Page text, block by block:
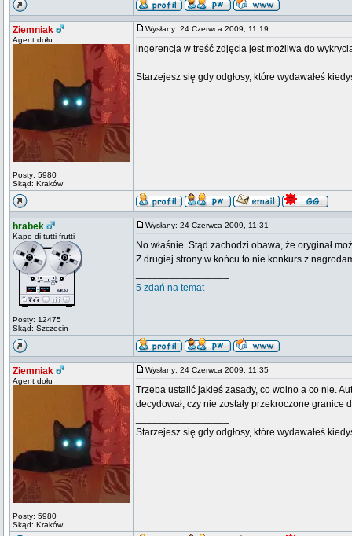
Ziemniak
Agent dołu
Posty: 5980
Skąd: Kraków
Wysłany: 24 Czerwca 2009, 11:19
ingerencja w treść zdjęcia jest możliwa do
Starzejesz się gdy odgłosy, które wydawałeś
hrabek
Kapo di tutti frutti
Posty: 12475
Skąd: Szczecin
Wysłany: 24 Czerwca 2009, 11:31
No właśnie. Stąd zachodzi obawa, że oryginał
Z drugiej strony w końcu to nie konkurs z
5 zdań na temat
Ziemniak
Agent dołu
Posty: 5980
Skąd: Kraków
Wysłany: 24 Czerwca 2009, 11:35
Trzeba ustalić jakieś zasady, co wolno a co nie.
decydował, czy nie zostały przekroczone granice
Starzejesz się gdy odgłosy, które wydawałeś